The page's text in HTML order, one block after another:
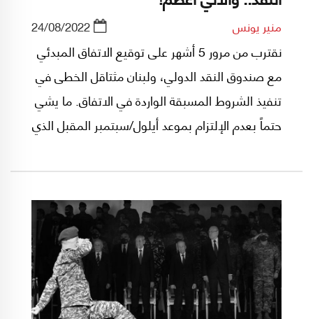
منير يونس 24/08/2022
نقترب من مرور 5 أشهر على توقيع الاتفاق المبدئي
مع صندوق النقد الدولي، ولبنان مثتاقل الخطى في
تنفيذ الشروط المسبقة الواردة في الاتفاق. ما يشي
حتماً بعدم الإلتزام بموعد أيلول/سبتمبر المقبل الذي
والبناء عليه بشأن تقرير أو عدم تقرير الخطوة اللاحقة
الخاصة بتحضير الاتفاق النهائي، وبدء صرف قرض 3
مليارات دولار.